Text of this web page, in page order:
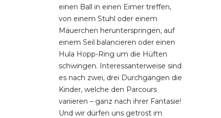
einen Ball in einen Eimer treffen,
von einem Stuhl oder einem
Mäuerchen herunterspringen, auf
einem Seil balancieren oder einen
Hula Hopp-Ring um die Hüften
schwingen. Interessanterweise sind
es nach zwei, drei Durchgängen die
Kinder, welche den Parcours
variieren – ganz nach ihrer Fantasie!
Und wir dürfen uns getrost im